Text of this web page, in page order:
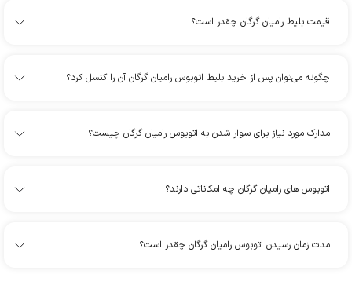
قیمت بلیط رامیان گرگان چقدر است؟
چگونه می‌توان پس از خرید بلیط اتوبوس رامیان گرگان آن را کنسل کرد؟
مدارک مورد نیاز برای سوار شدن به اتوبوس رامیان گرگان چیست؟
اتوبوس های رامیان گرگان چه امکاناتی دارند؟
مدت زمان رسیدن اتوبوس رامیان گرگان چقدر است؟